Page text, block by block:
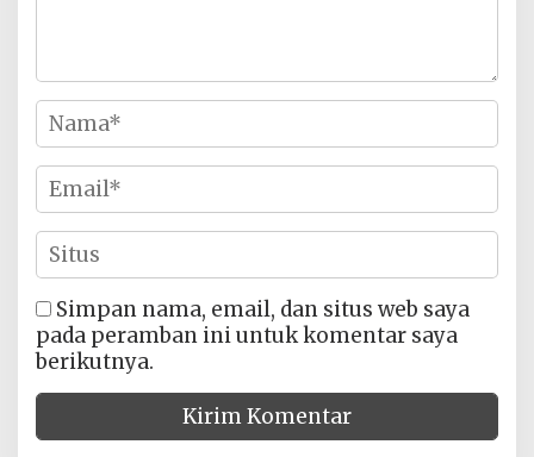
Simpan nama, email, dan situs web saya
pada peramban ini untuk komentar saya
berikutnya.